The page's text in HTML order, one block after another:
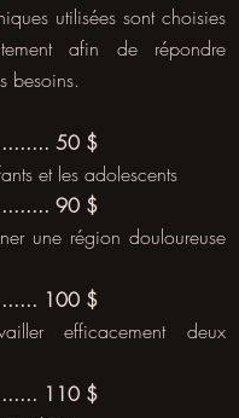
utilisées sont choisies
afin de répondre
besoins.
50 $
et les adolescents
90 $
une région douloureuse
100 $
efficacement deux
110 $